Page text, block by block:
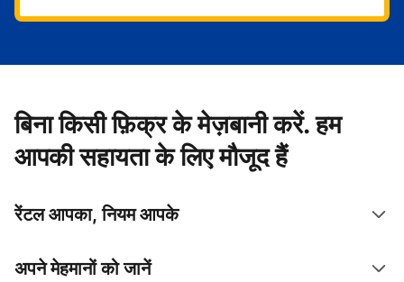
बिना किसी फ़िक्र के मेज़बानी करें. हम
आपकी सहायता के लिए मौजूद हैं
रेंटल आपका, नियम आपके
अपने मेहमानों को जानें